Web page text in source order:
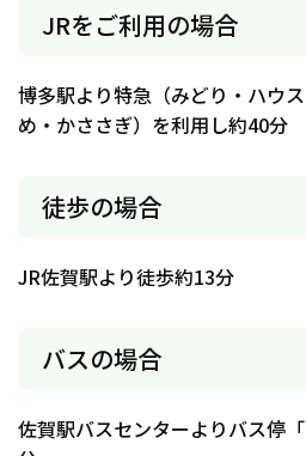
JRをご利用の場合
博多駅より特急（みどり・ハウ
め・かささぎ）を利用し約40分
徒歩の場合
JR佐賀駅より徒歩約13分
バスの場合
佐賀駅バスセンターよりバス停